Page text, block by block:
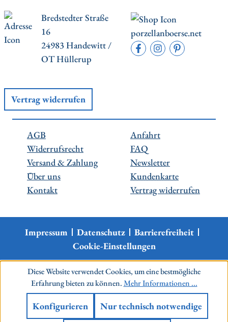
Bredstedter Straße
16
24983 Handewitt /
OT Hüllerup
porzellanboerse.net
Vertrag widerrufen
AGB
Widerrufsrecht
Versand & Zahlung
Über uns
Kontakt
Anfahrt
FAQ
Newsletter
Kundenkarte
Vertrag widerrufen
Impressum Datenschutz
Barrierefreiheit
Cookie-Einstellungen
Diese Website verwendet Cookies, um eine bestmögliche
Erfahrung bieten zu können.Mehr Informationen ...
Nur technisch notwendige
Konfigurieren